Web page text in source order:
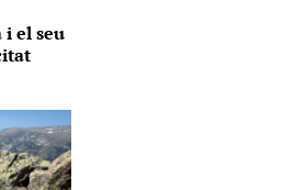
i el seu